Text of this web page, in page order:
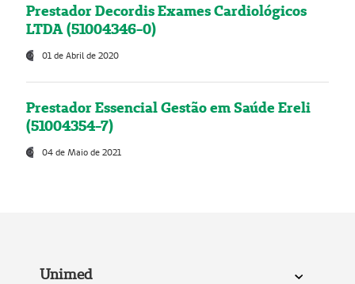
Prestador Decordis Exames Cardiológicos
LTDA (51004346-0)
01 de Abril de 2020
Prestador Essencial Gestão em Saúde Ereli
(51004354-7)
04 de Maio de 2021
Unimed